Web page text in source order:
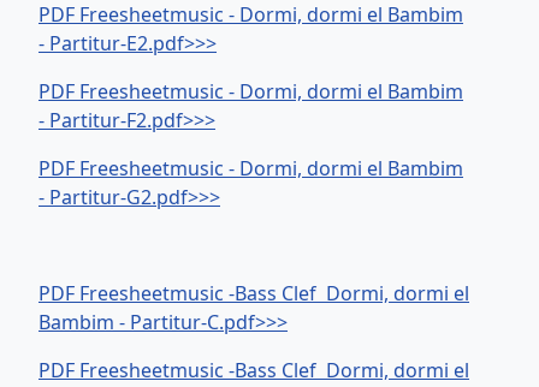
PDF Freesheetmusic - Dormi, dormi el Bambim
- Partitur-E2.pdf>>>
PDF Freesheetmusic - Dormi, dormi el Bambim
- Partitur-F2.pdf>>>
PDF Freesheetmusic - Dormi, dormi el Bambim
- Partitur-G2.pdf>>>
PDF Freesheetmusic -Bass Clef Dormi, dormi el
Bambim - Partitur-C.pdf>>>
PDF Freesheetmusic -Bass Clef Dormi, dormi el